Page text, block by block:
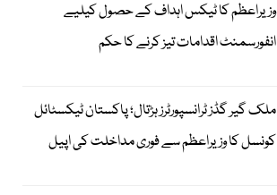
وزیراعظم کا ٹیکس اہداف کے حصول کیلیے
انفورسمنٹ اقدامات تیز کرنے کا حکم
ملک گیر گڈز ٹرانسپورٹرز ہڑتال؛ پاکستان ٹیکسٹائل
کونسل کا وزیراعظم سے فوری مداخلت کی اپیل